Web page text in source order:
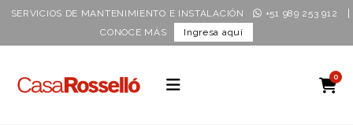
SERVICIOS DE MANTENIMIENTO E INSTALACIÓN +51 989 253 912
CONOCE MÁS Ingresa aquí
0